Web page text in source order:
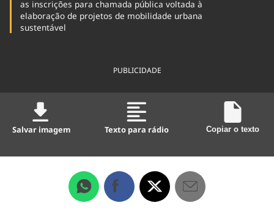
as inscrições para chamada pública voltada à
elaboração de projetos de mobilidade urbana
sustentável
PUBLICIDADE
Salvar imagem Texto para rádio Copiar o texto